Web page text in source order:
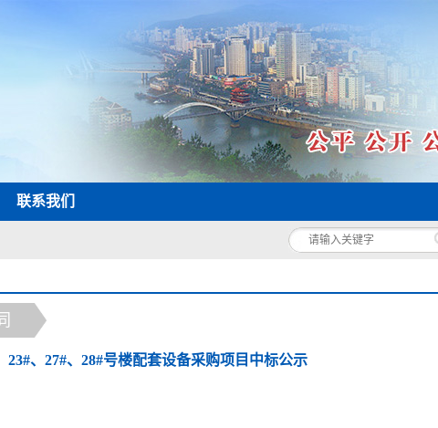
联系我们
、27#、28#号楼配套设备采购项目中标公示